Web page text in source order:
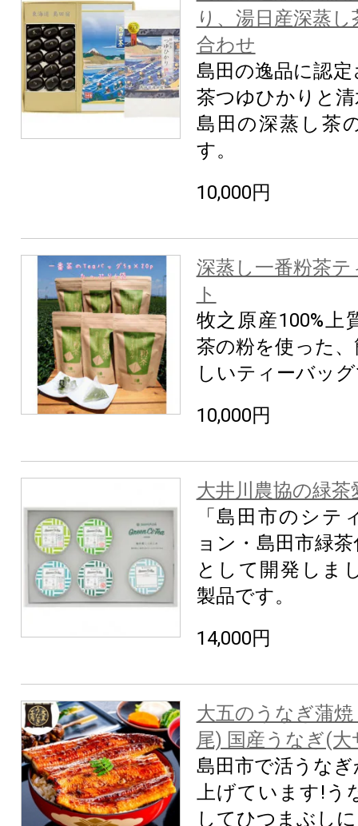
り、湯日産深蒸
合わせ
島田の逸品に認
茶つゆひかりと
島田の深蒸し茶
す。
10,000円
深蒸し一番粉茶
ト
牧之原産100%上
茶の粉を使った
しいティーバッ
10,000円
大井川農協の緑
「島田市のシテ
ョン・島田市緑
として開発しま
製品です。
14,000円
大五のうなぎ蒲
尾) 国産うなぎ(
島田市で活うな
上げています!う
してひつまぶし